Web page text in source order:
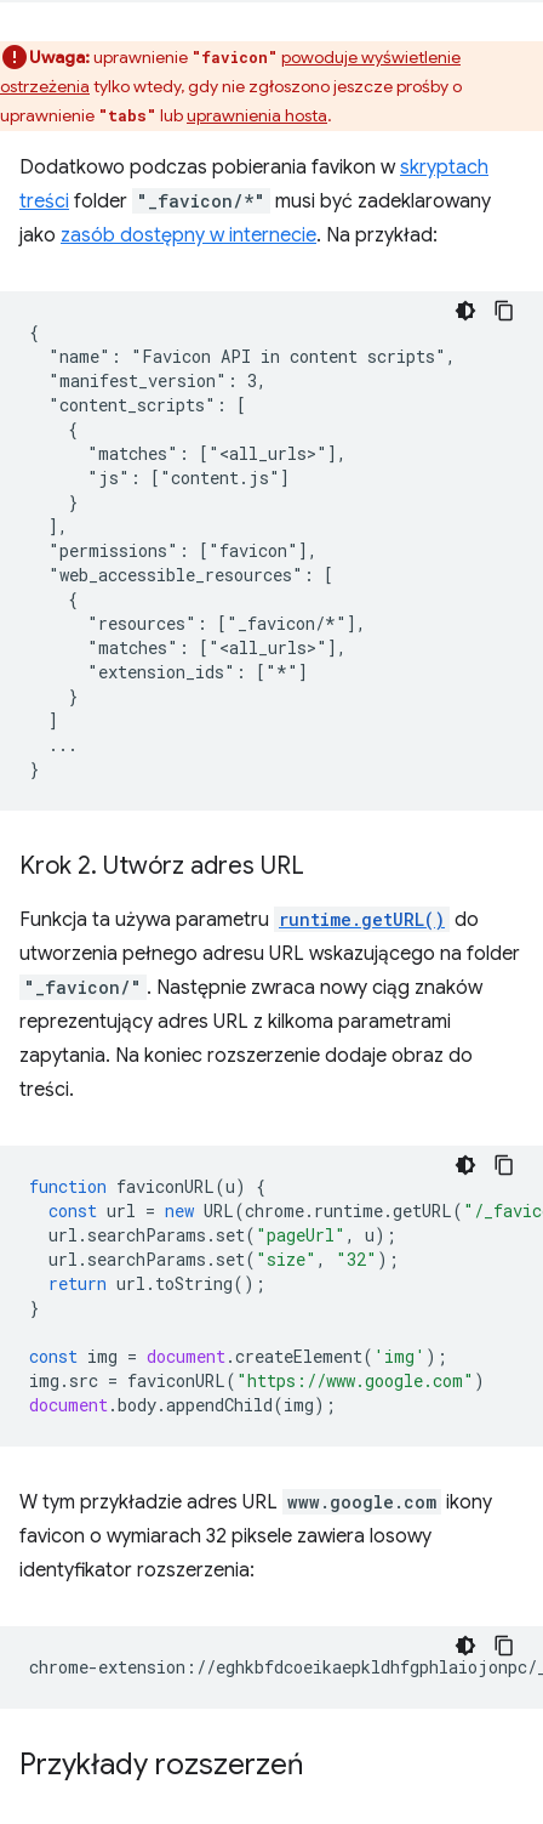
Uwaga:uprawnienie "favicon" powoduje wyświetlenie
ostrzeżenia tylko wtedy, gdy nie zgłoszono jeszcze prośby o
uprawnienie "tabs" lubuprawnienia hosta.
Dodatkowo podczas pobierania favikon wskryptach
treści folder "_favicon/*" musi być zadeklarowany
jako zasób dostępny w internecie. Na przykład:
{
  "name": "Favicon API in content scripts",
  "manifest_version": 3,
  "content_scripts": [
    {
      "matches": ["<all_urls>"],
      "js": ["content.js"]
    }
  ],
  "permissions": ["favicon"],
  "web_accessible_resources": [
    {
      "resources": ["_favicon/*"],
      "matches": ["<all_urls>"],
      "extension_ids": ["*"]
    }
  ]
  ...
Krok 2. Utwórz adres URL
Funkcja ta używa parametru runtime.getURL() do
utworzenia pełnego adresu URL wskazującego na folder
"_favicon/" . Następnie zwraca nowy ciąg znaków
reprezentujący adres URL z kilkoma parametrami
zapytania. Na koniec rozszerzenie dodaje obraz do
treści.
function faviconURL(u)
{
const url = new URL(chrome. runtime.getURL( "/
url . searchParams . set( "pageUrl" , u);
url . searchParams . set( "size" , "32" );
return url . toString();
}
const img = document.createElement( 'img' );
img . src = faviconURL( "https://www.google.com" )
document.body.appendChild(img);
W tym przykładzie adres URL www.google.com ikony
favicon o wymiarach 32 piksele zawiera losowy
identyfikator rozszerzenia:
Przykłady rozszerzeń